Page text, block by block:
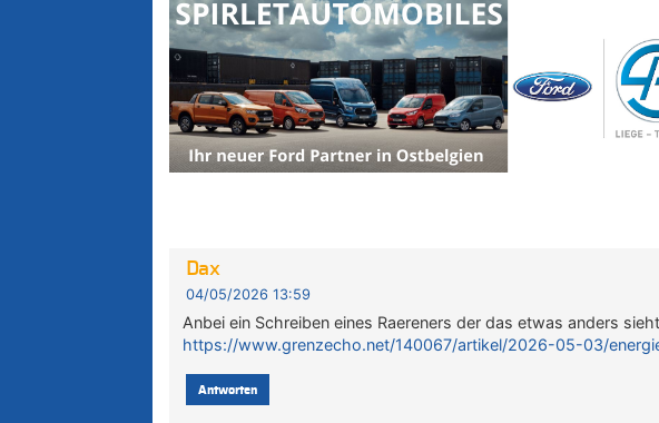
Dax
04/05/2026 13:59
Anbei ein Schreiben eines Raereners der das etwas anders
https://www.grenzecho.net/140067/artikel/2026-05-03/
Antworten